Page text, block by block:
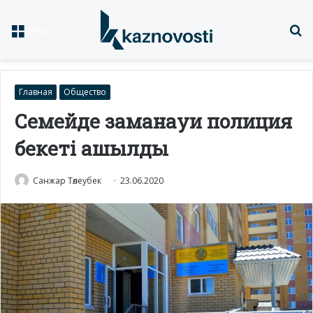
Главная Общество
Семейде заманауи полиция
бекеті ашылды
Санжар Төлеубек 23.06.2020